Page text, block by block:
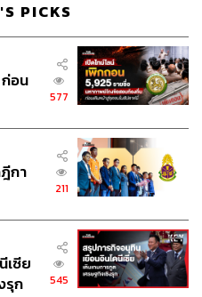
PICKS
อน
577
กา
211
เซีย
รุก
545